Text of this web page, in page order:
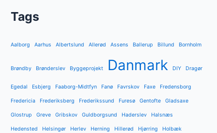
Tags
Aalborg Aarhus Albertslund Allerød Assens Ballerup Billund Bornholm
Brøndby Brønderslev Byggeprojekt Danmark DIY Dragør
Egedal Esbjerg Faaborg-Midtfyn Fanø Favrskov Faxe Fredensborg
Fredericia Frederiksberg Frederikssund Furesø Gentofte Gladsaxe
Glostrup Greve Gribskov Guldborgsund Haderslev Halsnæs
Hedensted Helsingør Herlev Herning Hillerød Hjørring Holbæk